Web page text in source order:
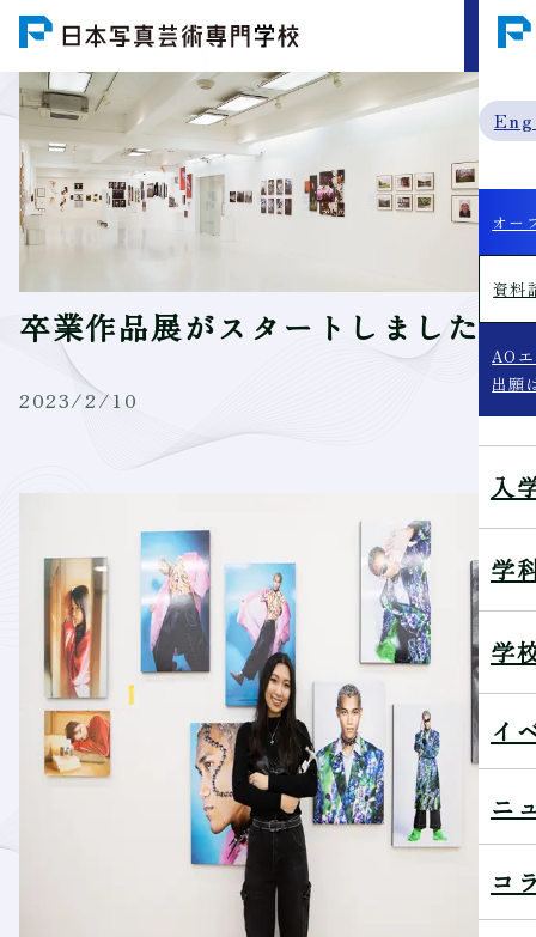
MENU
オー
資料
AO
出願
入
学
学
イ
ニ
コ
卒業作品展がスタートしました！
2023/2/10